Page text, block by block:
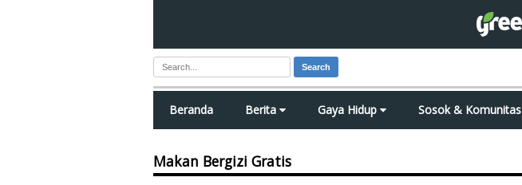
Search
Beranda Berita Gaya Hidup Sosok & Komunitas
Makan Bergizi Gratis